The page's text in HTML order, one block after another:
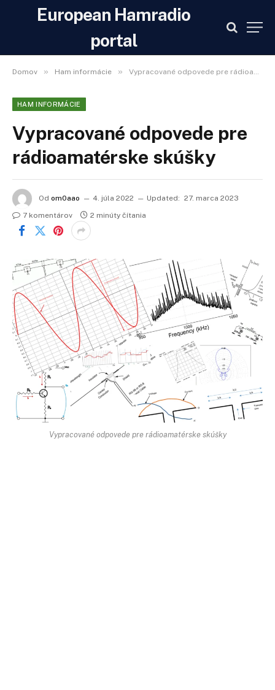
European Hamradio
portal
Domov » Ham informácie » Vypracované odpovede pre rádioamatérske skúšky
HAM INFORMÁCIE
Vypracované odpovede pre
rádioamatérske skúšky
Od om0aao 4. júla 2022 Updated: 27. marca 2023
7 komentárov
2 minúty čítania
Vypracované odpovede pre rádioamatérske skúšky